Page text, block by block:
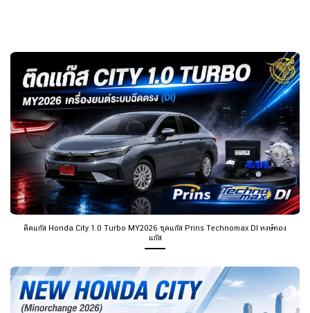
ติดแก๊ส Honda City 1.0 Turbo MY2026 ชุดแก๊ส Prins Technomax DI หงษ์ทอง
แก๊ส